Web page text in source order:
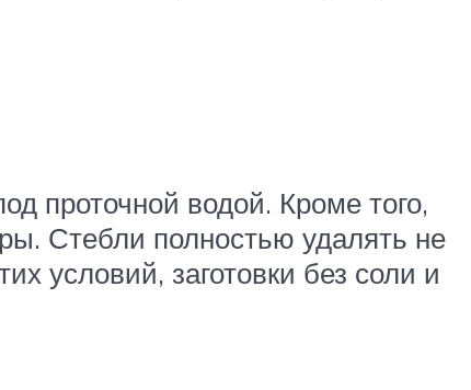
проточной водой. Кроме того,
Стебли полностью удалять не
условий, заготовки без соли и